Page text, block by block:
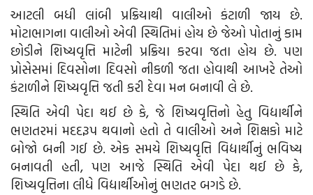
આટલી બધી લાંબી પ્રક્રિયાથી વાલીઓ કંટાળી જાય છે.
મોટાભાગના વાલીઓ એવી સ્થિતિમાં હોય છે જેઓ પોતાનું કામ
છોડીને શિષ્યવૃત્તિ માટેની પ્રક્રિયા કરવા જતા હોય છે. પણ
પ્રોસેસમાં દિવસોના દિવસો નીકળી જતા હોવાથી આખરે તેઓ
કંટાળીને શિષ્યવૃત્તિ જતી કરી દેવા મન બનાવી લે છે.
સ્થિતિ એવી પેદા થઈ છે કે, જે શિષ્યવૃત્તિનો હેતુ વિદ્યાર્થીને
ભણતરમાં મદદરૂપ થવાનો હતો તે વાલીઓ અને શિક્ષકો માટે
બોજો બની ગઈ છે. એક સમયે શિષ્યવૃત્તિ વિદ્યાર્થીનું ભવિષ્ય
બનાવતી હતી, પણ આજે સ્થિતિ એવી પેદા થઈ છે કે,
શિષ્યવૃત્તિના લીધે વિદ્યાર્થીઓનું ભણતર બગડે છે.